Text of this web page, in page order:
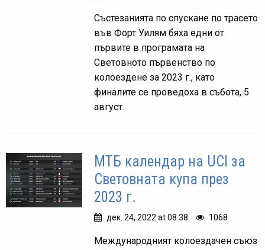
Състезанията по спускане по трасето
във Форт Уилям бяха едни от
първите в програмата на
Световното първенство по
колоездене за 2023 г., като
финалите се проведоха в събота, 5
август.
МТБ календар на UCI за
Световната купа през
2023 г.
дек. 24, 2022 at 08:38. 1068
Международният колоездачен съюз